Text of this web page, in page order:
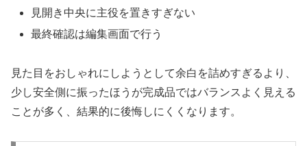
見開き中央に主役を置きすぎない
最終確認は編集画面で行う
見た目をおしゃれにしようとして余白を詰めすぎるより、
少し安全側に振ったほうが完成品ではバランスよく見える
ことが多く、結果的に後悔しにくくなります。